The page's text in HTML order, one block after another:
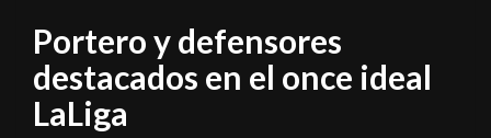
Portero y defensores
destacados en el once ideal
LaLiga